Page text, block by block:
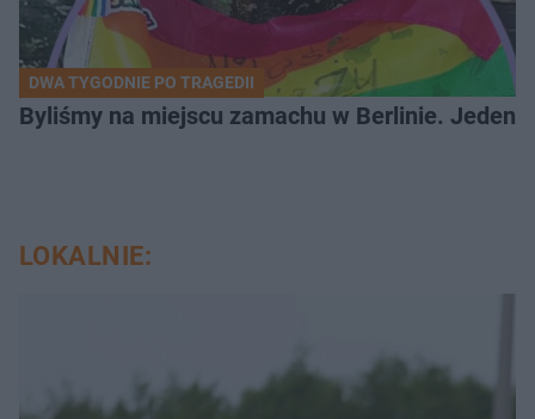
DWA TYGODNIE PO TRAGEDII
Byliśmy na miejscu zamachu w Berlinie. Jeden
LOKALNIE: